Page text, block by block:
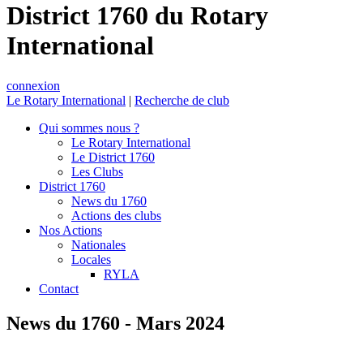
District 1760 du Rotary
International
connexion
Le Rotary International | Recherche de club
Qui sommes nous ?
Le Rotary International
Le District 1760
Les Clubs
District 1760
News du 1760
Actions des clubs
Nos Actions
Nationales
Locales
RYLA
Contact
News du 1760 - Mars 2024